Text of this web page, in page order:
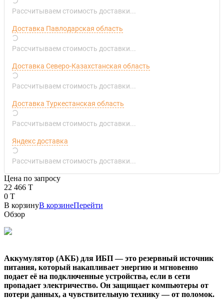
Рассчитываем стоимость доставки...
Доставка Павлодарская область
Рассчитываем стоимость доставки...
Доставка Северо-Казахстанская область
Рассчитываем стоимость доставки...
Доставка Туркестанская область
Рассчитываем стоимость доставки...
Яндекс доставка
Рассчитываем стоимость доставки...
Цена по запросу
22 466 T
0 T
В корзинуВ корзинеПерейти
Обзор
Аккумулятор (АКБ) для ИБП — это резервный источник
питания, который накапливает энергию и мгновенно
подает её на подключенные устройства, если в сети
пропадает электричество. Он защищает компьютеры от
потери данных, а чувствительную технику — от поломок.